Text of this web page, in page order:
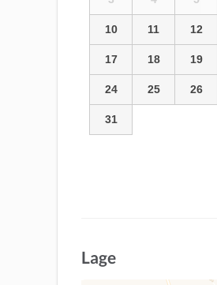
10 11 12
17 18 19
24 25 26
31
Lage